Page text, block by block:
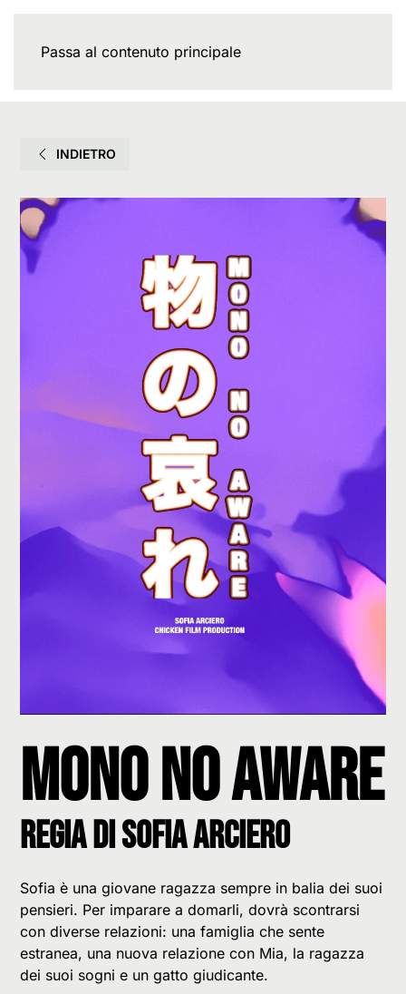
Passa al contenuto principale
INDIETRO
Mono No Aware
Regia di Sofia Arciero
Sofia è una giovane ragazza sempre in balia dei suoi
pensieri. Per imparare a domarli, dovrà scontrarsi
con diverse relazioni: una famiglia che sente
estranea, una nuova relazione con Mia, la ragazza
dei suoi sogni e un gatto giudicante.